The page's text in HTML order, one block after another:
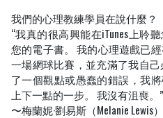
我們的心理教練學員在說什麼？
“我真的很高興能在iTunes上聆
您的電子書。 我的心理遊戲已
一場網球比賽，並充滿了我自
了一個觀點或愚蠢的錯誤，我
上下一點的一步。 我沒有沮喪。”
〜梅蘭妮·劉易斯（Melanie Lewis